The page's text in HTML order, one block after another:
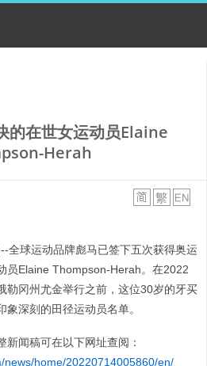
的在世女运动员Elaine
Herah
全球运动品牌彪马已签下五次获得奥运
员Elaine Thompson-Herah。在2022
勒冈州尤金举行之前，这位30岁的牙买
象深刻的田径运动员名单。
闻稿可在以下网址查阅：
news/home/20220714005860/en/